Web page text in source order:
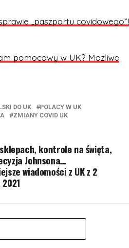
„paszportu covidowego”!
pomocowy w UK? Możliwe
DO UK
POLACY W UK
ZMIANY COVID UK
kontrole na święta,
Johnsona…
wiadomości z UK z 2